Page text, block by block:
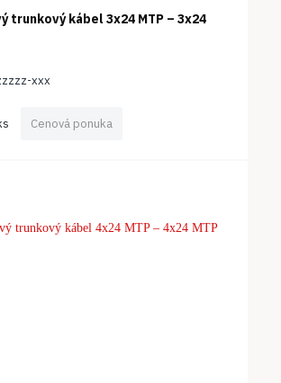
trunkový kábel 3x24 MTP – 3x24
xxx
Cenová ponuka